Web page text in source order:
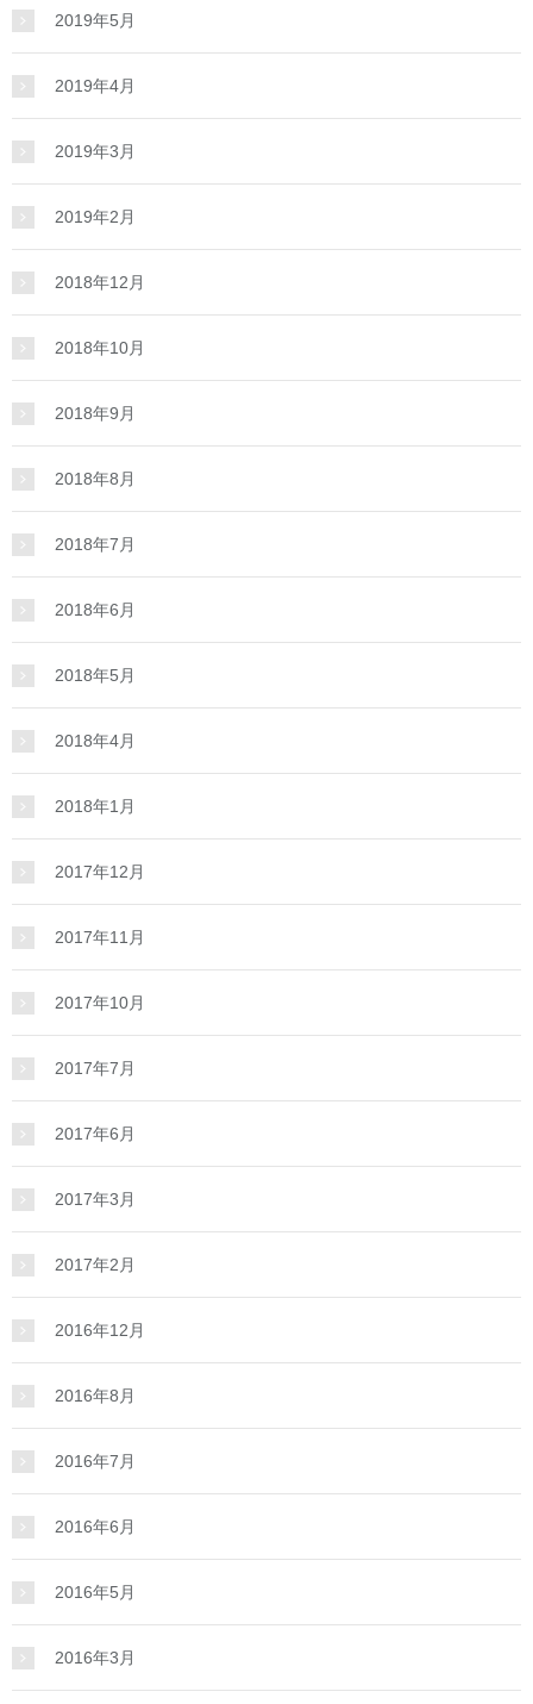
2019年5月
2019年4月
2019年3月
2019年2月
2018年12月
2018年10月
2018年9月
2018年8月
2018年7月
2018年6月
2018年5月
2018年4月
2018年1月
2017年12月
2017年11月
2017年10月
2017年7月
2017年6月
2017年3月
2017年2月
2016年12月
2016年8月
2016年7月
2016年6月
2016年5月
2016年3月